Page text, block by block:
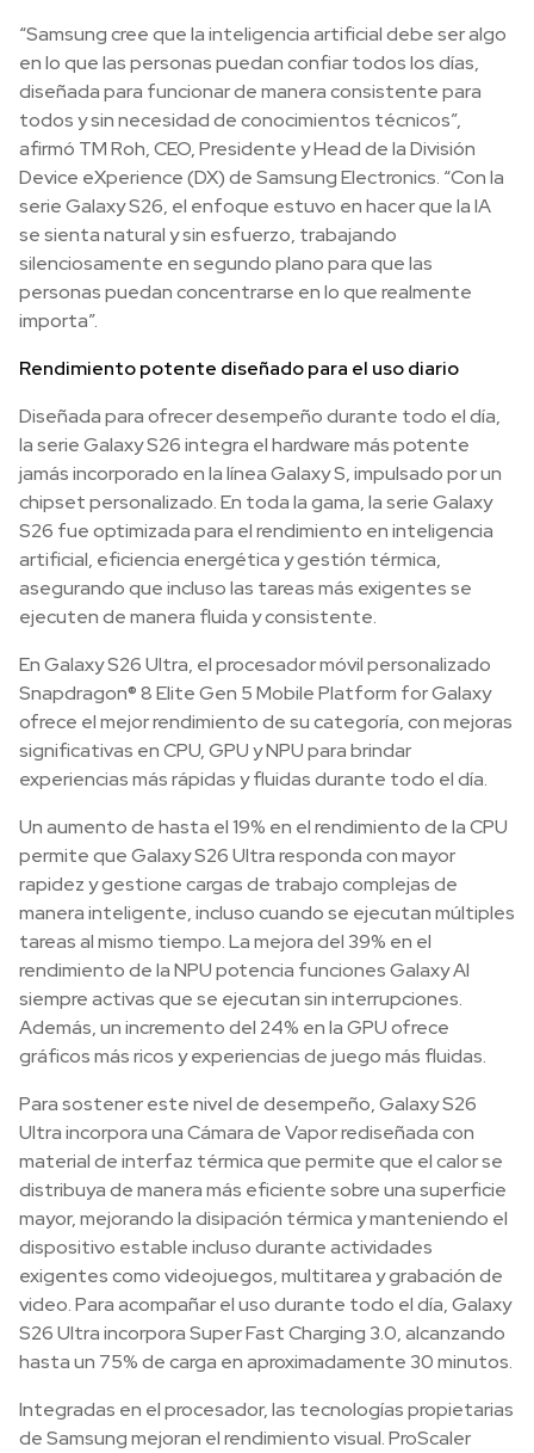
“Samsung cree que la inteligencia artificial debe ser algo
en lo que las personas puedan confiar todos los días,
diseñada para funcionar de manera consistente para
todos y sin necesidad de conocimientos técnicos”,
afirmó TM Roh, CEO, Presidente y Head de la División
Device eXperience (DX) de Samsung Electronics. “Con la
serie Galaxy S26, el enfoque estuvo en hacer que la IA
se sienta natural y sin esfuerzo, trabajando
silenciosamente en segundo plano para que las
personas puedan concentrarse en lo que realmente
importa”.
Rendimiento potente diseñado para el uso diario
Diseñada para ofrecer desempeño durante todo el día,
la serie Galaxy S26 integra el hardware más potente
jamás incorporado en la línea Galaxy S, impulsado por un
chipset personalizado. En toda la gama, la serie Galaxy
S26 fue optimizada para el rendimiento en inteligencia
artificial, eficiencia energética y gestión térmica,
asegurando que incluso las tareas más exigentes se
ejecuten de manera fluida y consistente.
En Galaxy S26 Ultra, el procesador móvil personalizado
Snapdragon® 8 Elite Gen 5 Mobile Platform for Galaxy
ofrece el mejor rendimiento de su categoría, con mejoras
significativas en CPU, GPU y NPU para brindar
experiencias más rápidas y fluidas durante todo el día.
Un aumento de hasta el 19% en el rendimiento de la CPU
permite que Galaxy S26 Ultra responda con mayor
rapidez y gestione cargas de trabajo complejas de
manera inteligente, incluso cuando se ejecutan múltiples
tareas al mismo tiempo. La mejora del 39% en el
rendimiento de la NPU potencia funciones Galaxy AI
siempre activas que se ejecutan sin interrupciones.
Además, un incremento del 24% en la GPU ofrece
gráficos más ricos y experiencias de juego más fluidas.
Para sostener este nivel de desempeño, Galaxy S26
Ultra incorpora una Cámara de Vapor rediseñada con
material de interfaz térmica que permite que el calor se
distribuya de manera más eficiente sobre una superficie
mayor, mejorando la disipación térmica y manteniendo el
dispositivo estable incluso durante actividades
exigentes como videojuegos, multitarea y grabación de
video. Para acompañar el uso durante todo el día, Galaxy
S26 Ultra incorpora Super Fast Charging 3.0, alcanzando
hasta un 75% de carga en aproximadamente 30 minutos.
Integradas en el procesador, las tecnologías propietarias
de Samsung mejoran el rendimiento visual. ProScaler